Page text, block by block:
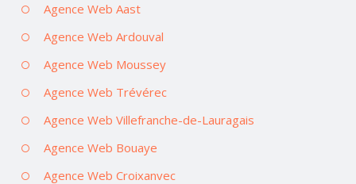
Agence Web Aast
Agence Web Ardouval
Agence Web Moussey
Agence Web Trévérec
Agence Web Villefranche-de-Lauragais
Agence Web Bouaye
Agence Web Croixanvec